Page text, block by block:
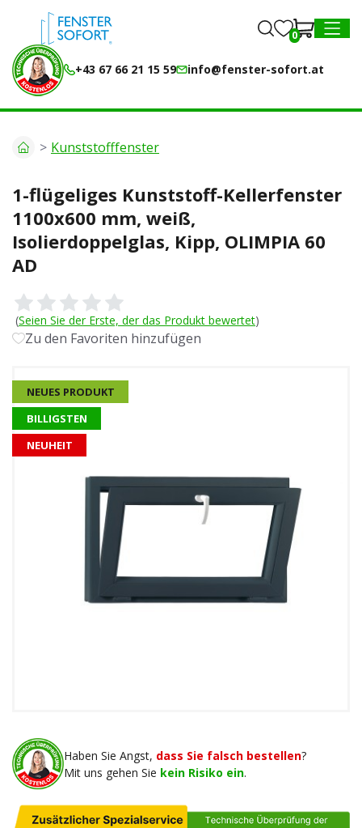
MENU
+43 67 66 21 15 59 info@fenster-sofort.at
0
Kunststofffenster
1-flügeliges Kunststoff-Kellerfenster
1100x600 mm, weiß,
Isolierdoppelglas, Kipp, OLIMPIA 60
AD
(Seien Sie der Erste, der das Produkt bewertet)
Zu den Favoriten hinzufügen
NEUES PRODUKT
BILLIGSTEN
NEUHEIT
Haben Sie Angst, dass Sie falsch bestellen?
Mit uns gehen Sie kein Risiko ein.